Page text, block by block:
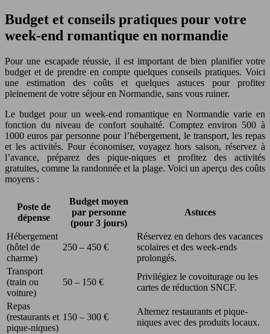
Budget et conseils pratiques pour votre
week-end romantique en normandie
Pour une escapade réussie, il est important de bien planifier votre
budget et de prendre en compte quelques conseils pratiques. Voici
une estimation des coûts et quelques astuces pour profiter
pleinement de votre séjour en Normandie, sans vous ruiner.
Le budget pour un week-end romantique en Normandie varie en
fonction du niveau de confort souhaité. Comptez environ 500 à
1000 euros par personne pour l’hébergement, le transport, les repas
et les activités. Pour économiser, voyagez hors saison, réservez à
l’avance, préparez des pique-niques et profitez des activités
gratuites, comme la randonnée et la plage. Voici un aperçu des coûts
moyens :
Poste de
dépense
Budget moyen
par personne
(pour 3 jours)
Astuces
Hébergement
(hôtel de
charme)
250 – 450 €
Réservez en dehors des vacances
scolaires et des week-ends
prolongés.
Transport
(train ou
voiture)
50 – 150 €
Privilégiez le covoiturage ou les
cartes de réduction SNCF.
Repas
(restaurants et
pique-niques)
150 – 300 €
Alternez restaurants et pique-
niques avec des produits locaux.